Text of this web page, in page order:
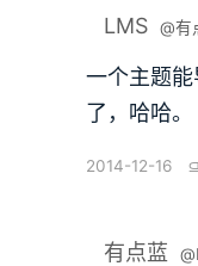
LMS @有
一个主题
了，哈哈。
2014-12-16 ⫑
有点蓝